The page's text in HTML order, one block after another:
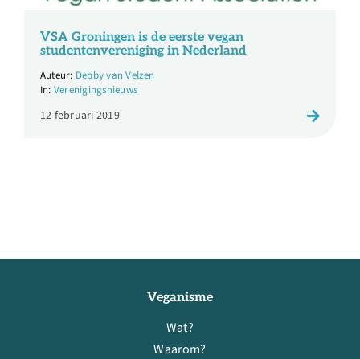
VSA Groningen is de eerste vegan
studentenvereniging in Nederland
Debby van Velzen
Verenigingsnieuws
12 februari 2019
Veganisme
Wat?
Waarom?